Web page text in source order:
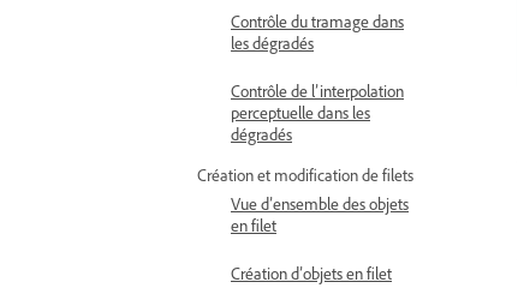
Contrôle du tramage dans
les dégradés
Contrôle de l’interpolation
perceptuelle dans les
dégradés
Création et modification de filets
Vue d’ensemble des objets
en filet
Création d’objets en filet